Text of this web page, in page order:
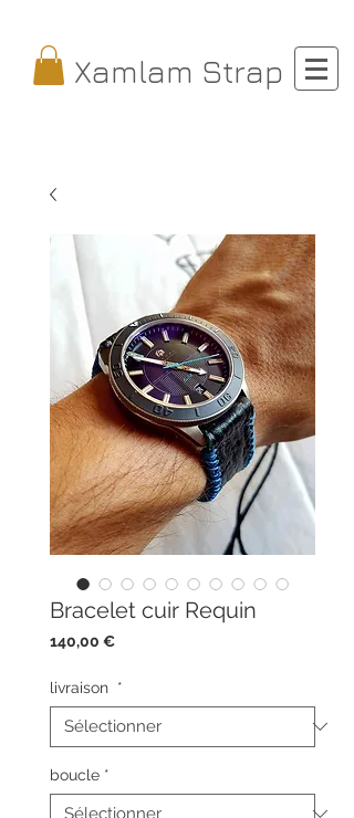
Xamlam Strap
Bracelet cuir Requin
140,00 €Prix
livraison *
boucle *